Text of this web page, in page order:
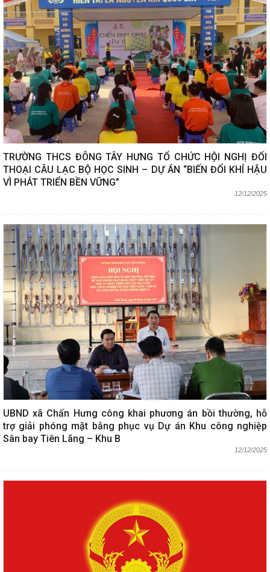
TRƯỜNG THCS ĐÔNG TÂY HƯNG TỔ CHỨC HỘI NGHỊ ĐỐI
THOẠI CÂU LẠC BỘ HỌC SINH – DỰ ÁN “BIẾN ĐỔI KHÍ HẬU
VÌ PHÁT TRIỂN BỀN VỮNG”
12/12/2025
UBND xã Chấn Hưng công khai phương án bồi thường, hỗ
trợ giải phóng mặt bằng phục vụ Dự án Khu công nghiệp
Sân bay Tiên Lãng – Khu B
12/12/2025